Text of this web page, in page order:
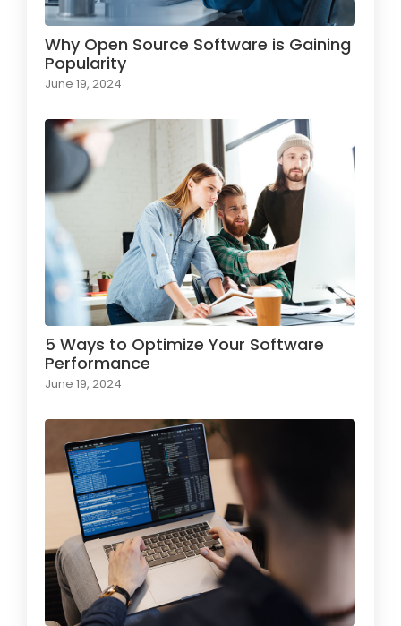
Why Open Source Software is Gaining
Popularity
June 19, 2024
5 Ways to Optimize Your Software
Performance
June 19, 2024